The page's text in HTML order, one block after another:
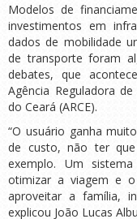
Modelos de
investimentos em
dados de mobilidade
de transporte foram
debates, que
Agência Reguladora
do Ceará (ARCE).
“O usuário ganha
de custo, não ter
exemplo. Um
otimizar a viagem e
aproveitar a família,
explicou João Lucas